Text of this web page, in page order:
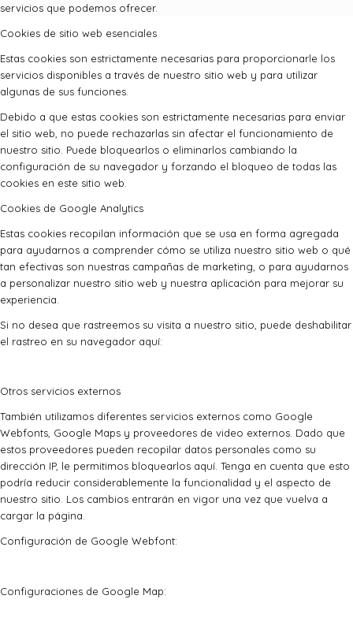
servicios que podemos ofrecer.
Cookies de sitio web esenciales
Estas cookies son estrictamente necesarias para proporcionarle los
servicios disponibles a través de nuestro sitio web y para utilizar
algunas de sus funciones.
Debido a que estas cookies son estrictamente necesarias para enviar
el sitio web, no puede rechazarlas sin afectar el funcionamiento de
nuestro sitio. Puede bloquearlos o eliminarlos cambiando la
configuración de su navegador y forzando el bloqueo de todas las
cookies en este sitio web.
Cookies de Google Analytics
Estas cookies recopilan información que se usa en forma agregada
para ayudarnos a comprender cómo se utiliza nuestro sitio web o qué
tan efectivas son nuestras campañas de marketing, o para ayudarnos
a personalizar nuestro sitio web y nuestra aplicación para mejorar su
experiencia.
Si no desea que rastreemos su visita a nuestro sitio, puede deshabilitar
el rastreo en su navegador aquí:
Otros servicios externos
También utilizamos diferentes servicios externos como Google
Webfonts, Google Maps y proveedores de video externos. Dado que
estos proveedores pueden recopilar datos personales como su
dirección IP, le permitimos bloquearlos aquí. Tenga en cuenta que esto
podría reducir considerablemente la funcionalidad y el aspecto de
nuestro sitio. Los cambios entrarán en vigor una vez que vuelva a
cargar la página.
Configuración de Google Webfont:
Configuraciones de Google Map: